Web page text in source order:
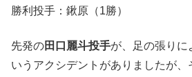
勝利投手：鍬原（1勝）
先発の田口麗斗投手が、足の張りに
いうアクシデントがありましたが、